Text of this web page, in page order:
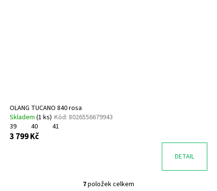
OLANG TUCANO 840 rosa
Skladem (1 ks) Kód: 8026556679943
39
40 41
3 799 Kč
DETAIL
7položek celkem